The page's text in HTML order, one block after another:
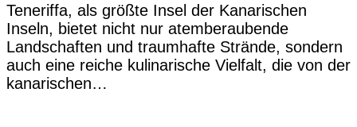
Teneriffa, als größte Insel der Kanarischen
Inseln, bietet nicht nur atemberaubende
Landschaften und traumhafte Strände, sondern
auch eine reiche kulinarische Vielfalt, die von der
kanarischen…